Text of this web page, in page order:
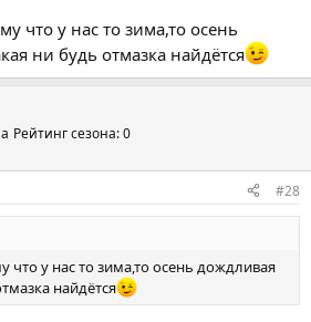
что у нас то зима,то осень
ни будь отмазка найдётся
Рейтинг сезона: 0
#28
у нас то зима,то осень дождливая
найдётся